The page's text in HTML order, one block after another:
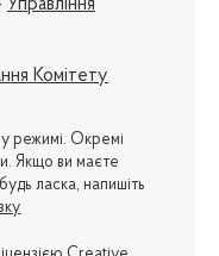
Управління
Комітету
режимі. Окремі
Якщо ви маєте
ласка, напишіть